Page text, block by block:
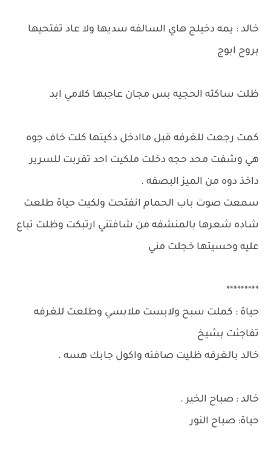
خالد : يمه دخيلج هاي السالفه سديها ولا عاد تفتحيها
بروح ابوج
ظلت ساكته الحجيه بس مجان عاجبها كلامي ابد
كمت رجعت للغرفه قبل ماادخل دكيتها كلت خاف جوه
هي وشفت محد حجه دخلت ملكيت احد تقربت للسرير
داخذ دوه من الميز البصفه .
سمعت صوت باب الحمام انفتحت ولكيت حياة طلعت
شاده شعرها بالمنشفه من شافتني ارتبكت وظلت تباع
عليه وحسيتها خجلت مني
*********
حياة : كملت سبح ولابست ملابسي وطلعت للغرفه
تفاجئت بشيخ
خالد بالغرفه ظليت صافنه واكول جابك هسه .
خالد : صباح الخير .
حياة: صباح النور